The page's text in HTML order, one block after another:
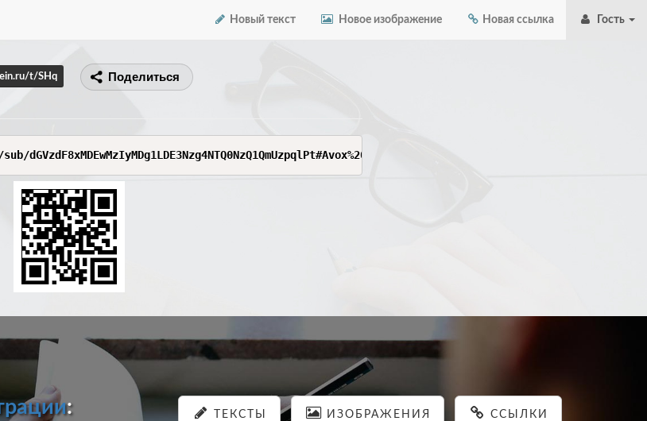
Новый текст Новое изображение Новая ссылка Гость
t/SHq Поделиться
: ТЕКСТЫ ИЗОБРАЖЕНИЯ ССЫЛКИ